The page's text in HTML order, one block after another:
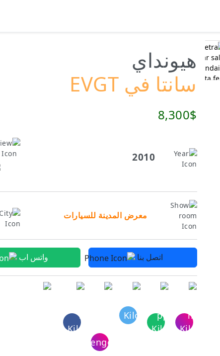
هيونداي
سانتا في EVGT
8,300$
2010
معرض المدينة للسيارات
اتصل بنا واتس اب